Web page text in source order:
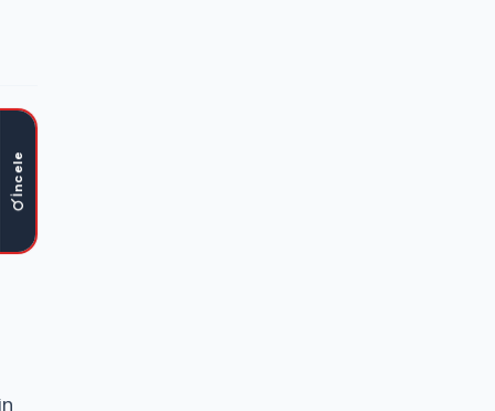
İncele